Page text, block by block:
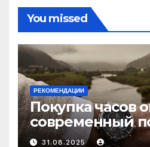
You missed
РЕКОМЕНДАЦИИ
Покупка часов
современный
выбору
31.08.2025